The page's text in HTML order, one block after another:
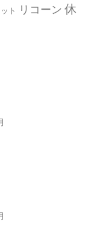
ト リコーン 休